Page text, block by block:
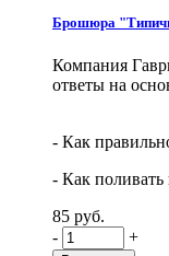
Брошюра
Компания
ответы на
- Как
- Как поливать
85 руб.
-
+